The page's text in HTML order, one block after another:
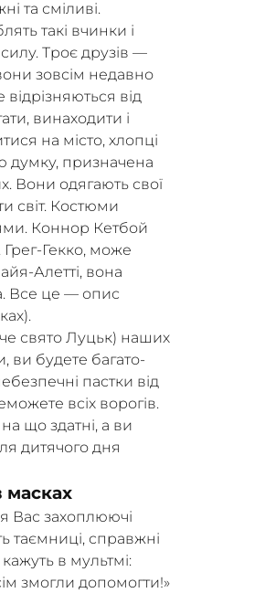
та сміливі.
такі вчинки і
Троє друзів —
зовсім недавно
від
винаходити і
на місто, хлопці
думку, призначена
Вони одягають свої
світ. Костюми
Коннор Кетбой
Грег-Гекко, може
Алетті, вона
Все це — опис
свято Луцьк) наших
ви будете багато-
пастки від
всіх ворогів.
що здатні, а ви
дитячого дня
масках
Вас захоплюючі
таємниці, справжні
в мультмі:
змогли допомогти!»